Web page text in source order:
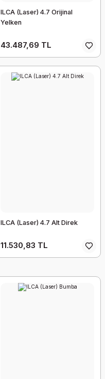
ILCA (Laser) 4.7 Orijinal
Yelken
43.487,69 TL
ILCA (Laser) 4.7 Alt Direk
11.530,83 TL